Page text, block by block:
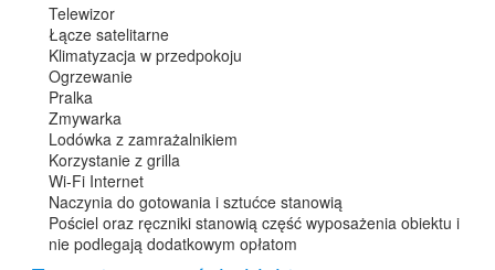
Telewizor
Łącze satelitarne
Klimatyzacja w przedpokoju
Ogrzewanie
Pralka
Zmywarka
Lodówka z zamrażalnikiem
Korzystanie z grilla
Wi-Fi Internet
Naczynia do gotowania i sztućce stanowią
Pościel oraz ręczniki stanowią część wyposażenia obiektu i
nie podlegają dodatkowym opłatom